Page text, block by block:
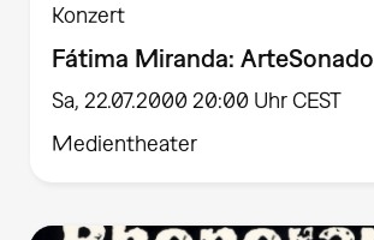
Konzert
Fátima Miranda: ArteSonado
Sa, 22.07.2000 20:00 Uhr CEST
Medientheater